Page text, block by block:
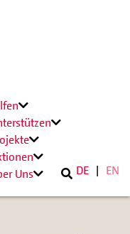
Uns
DE EN